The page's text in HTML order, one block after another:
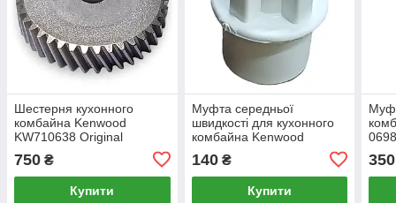
Шестерня кухонного
комбайна Kenwood
KW710638 Original
750 ₴
Купити
Муфта середньої
швидкості для кухонного
комбайна Kenwood
140₴
Купити
350